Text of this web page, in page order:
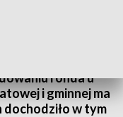
ronda u
i gminnej ma
w tym